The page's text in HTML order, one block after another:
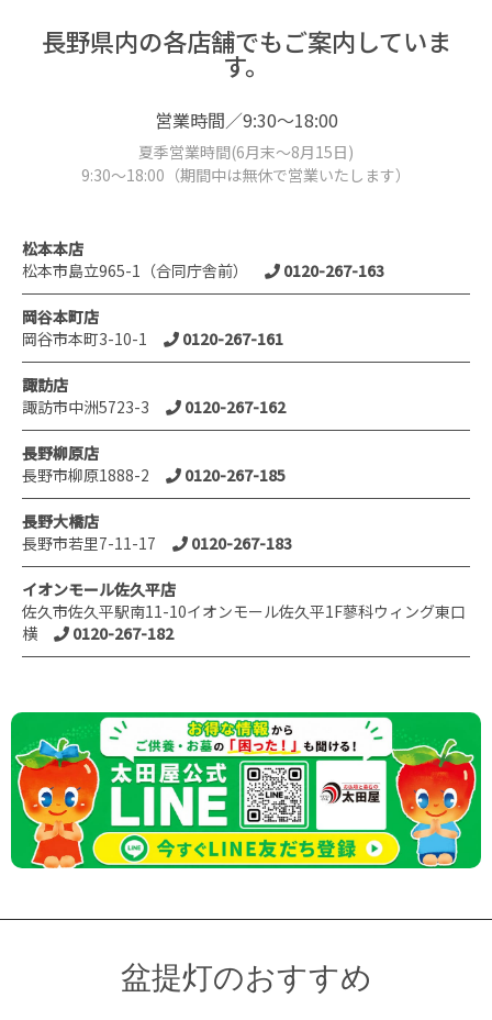
長野県内の各店舗でもご案内していま
す。
営業時間／9:30～18:00
夏季営業時間(6月末～8月15日)
9:30～18:00（期間中は無休で営業いたします）
松本本店
松本市島立965-1（合同庁舎前）
0120-267-163
岡谷本町店
岡谷市本町3-10-1
0120-267-161
諏訪店
諏訪市中洲5723-3
0120-267-162
長野柳原店
長野市柳原1888-2
0120-267-185
長野大橋店
長野市若里7-11-17
0120-267-183
イオンモール佐久平店
佐久市佐久平駅南11-10イオンモール佐久平1F蓼科ウィング東口
横
0120-267-182
盆提灯のおすすめ